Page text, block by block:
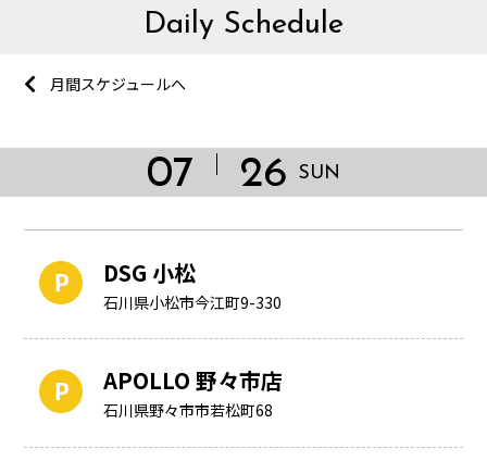
Daily Schedule
月間スケジュールへ
07 26 SUN
DSG 小松
石川県小松市今江町9-330
APOLLO 野々市店
石川県野々市市若松町68